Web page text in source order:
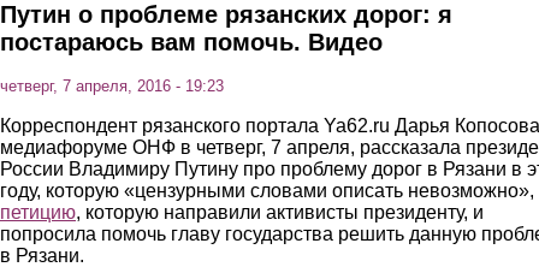
Путин о проблеме рязанских дорог: я
постараюсь вам помочь. Видео
четверг, 7 апреля, 2016 - 19:23
Корреспондент рязанского портала Ya62.ru Дарья
медиафоруме ОНФ в четверг, 7 апреля, рассказала
России Владимиру Путину про проблему дорог в Рязани в
году, которую «цензурными словами описать невозможно»,
петицию, которую направили активисты президенту, и
попросила помочь главу государства решить данную
в Рязани.